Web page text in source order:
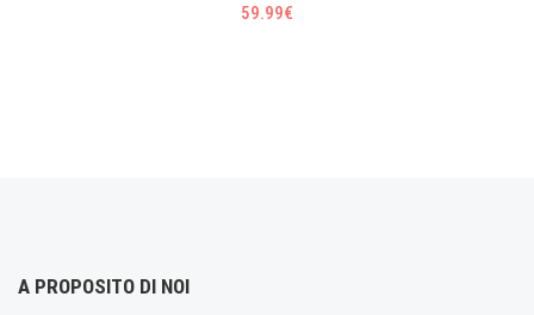
59.99€
A PROPOSITO DI NOI